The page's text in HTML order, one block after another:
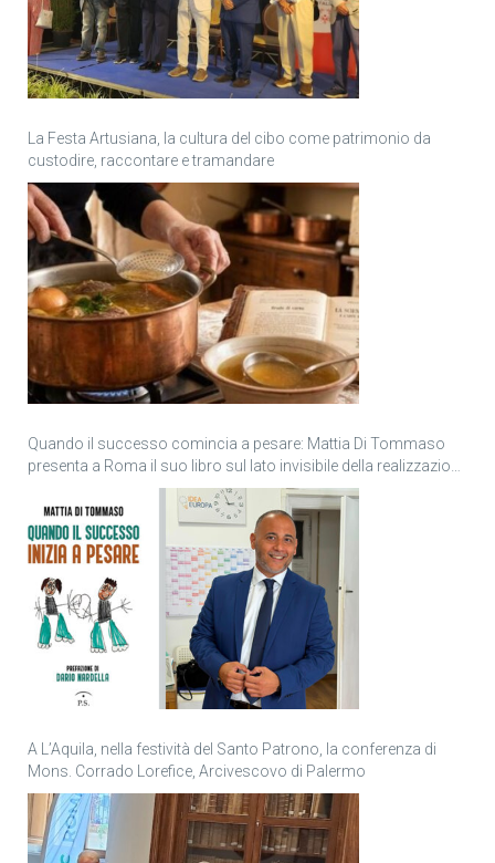
La Festa Artusiana, la cultura del cibo come patrimonio da
custodire, raccontare e tramandare
Quando il successo comincia a pesare: Mattia Di Tommaso
presenta a Roma il suo libro sul lato invisibile della realizzazione
A L’Aquila, nella festività del Santo Patrono, la conferenza di
Mons. Corrado Lorefice, Arcivescovo di Palermo